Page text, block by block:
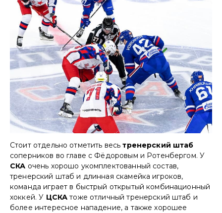
Стоит отдельно отметить весьтренерский штаб
соперников во главе с Фёдоровым и Ротенбергом. У
СКА очень хорошо укомплектованный состав,
тренерский штаб и длинная скамейка игроков,
команда играет в быстрый открытый комбинационный
хоккей. У ЦСКА тоже отличный тренерский штаб и
более интересное нападение, а также хорошее